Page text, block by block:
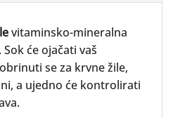
vitaminsko-mineralna
će ojačati vaš
se za krvne žile,
a ujedno će kontrolirati